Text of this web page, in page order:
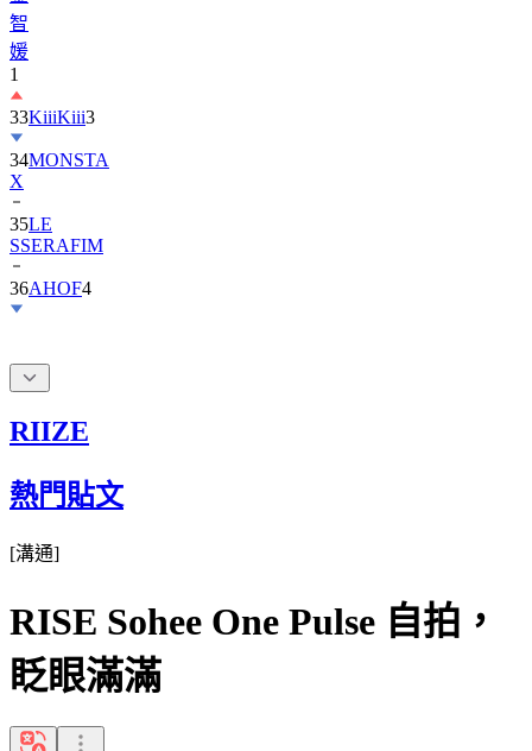
媛
1
33
34MONSTA
X
35
SSERAFIM
36AHOF4
RIIZE
熱門貼文
[溝通]
RISE Sohee One Pulse 自拍，
眨眼滿滿